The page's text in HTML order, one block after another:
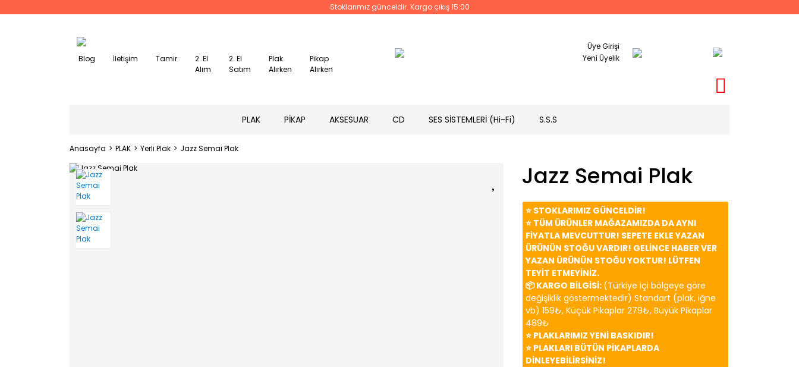
Stoklarımız günceldir. Kargo çıkış 15:00
Blog İletişim Tamir
2. El
Alım
2. El
Satım
Plak
Alırken
Pikap
Alırken
Üye Girişi
Yeni Üyelik
PLAK PİKAP AKSESUAR CD SES SİSTEMLERİ (Hi-Fi) S.S.S
Anasayfa PLAK Yerli Plak Jazz Semai Plak
Jazz Semai Plak
⭐️ STOKLARIMIZ GÜNCELDİR!
⭐️ TÜM ÜRÜNLER MAĞAZAMIZDA DA AYNI
FİYATLA MEVCUTTUR! SEPETE EKLE YAZAN
ÜRÜNÜN STOĞU VARDIR! GELİNCE HABER VER
YAZAN ÜRÜNÜN STOĞU YOKTUR! LÜTFEN
TEYİT ETMEYİNİZ.
📦 KARGO BİLGİSİ: (Türkiye içi bölgeye göre
değişiklik göstermektedir) Standart (plak, iğne
vb) 159₺, Küçük Pikaplar 279₺, Büyük Pikaplar
489₺
⭐️ PLAKLARIMIZ YENİ BASKIDIR!
⭐️ PLAKLARI BÜTÜN PİKAPLARDA
DİNLEYEBİLİRSİNİZ!